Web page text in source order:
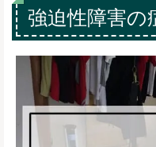
強迫性障害の